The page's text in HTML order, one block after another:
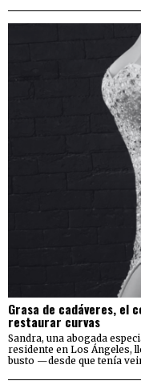
Grasa de cadáveres, el
restaurar curvas
Sandra, una abogada
residente en Los Ángeles,
busto —desde que tenía